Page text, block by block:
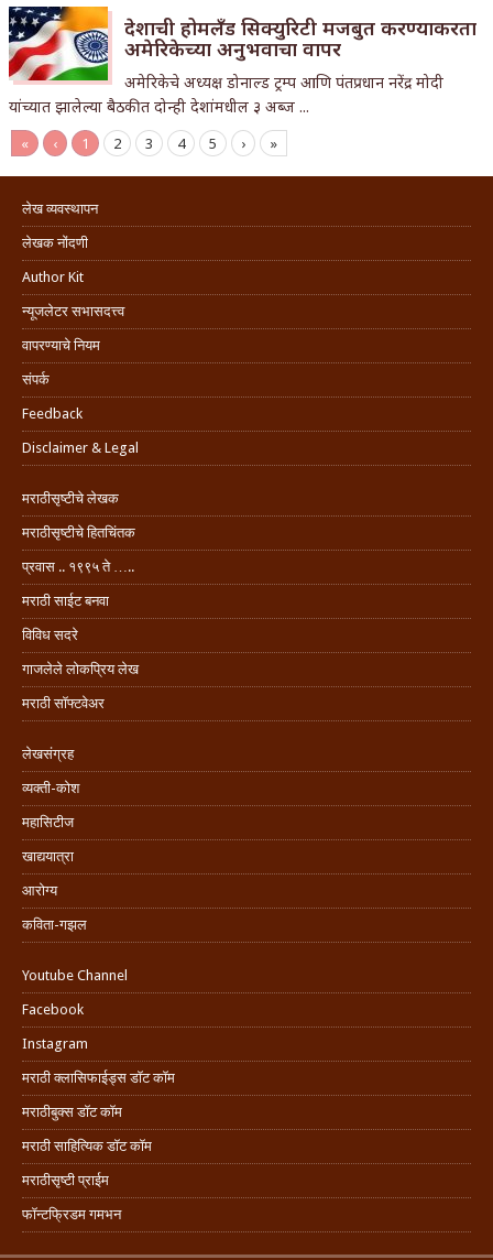
देशाची होमलँड सिक्युरिटी मजबुत करण्याकरता
अमेरिकेच्या अनुभवाचा वापर
अमेरिकेचे अध्यक्ष डोनाल्ड ट्रम्प आणि पंतप्रधान नरेंद्र मोदी
यांच्यात झालेल्या बैठकीत दोन्ही देशांमधील ३ अब्ज ...
« ‹ 1 2 3 4 5 › »
लेख व्यवस्थापन
लेखक नोंदणी
Author Kit
न्यूजलेटर सभासदत्त्व
वापरण्याचे नियम
संपर्क
Feedback
Disclaimer & Legal
मराठीसृष्टीचे लेखक
मराठीसृष्टीचे हितचिंतक
प्रवास .. १९९५ ते …..
मराठी साईट बनवा
विविध सदरे
गाजलेले लोकप्रिय लेख
मराठी सॉफ्टवेअर
लेखसंग्रह
व्यक्ती-कोश
महासिटीज
खाद्ययात्रा
आरोग्य
कविता-गझल
Youtube Channel
Facebook
Instagram
मराठी क्लासिफाईड्स डॉट कॉम
मराठीबुक्स डॉट कॉम
मराठी साहित्यिक डॉट कॉम
मराठीसृष्टी प्राईम
फॉन्टफ्रिडम गमभन